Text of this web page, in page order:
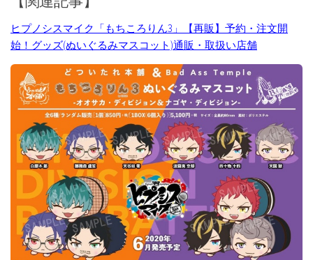
ヒプノシスマイク「もちころりん3」【再販】予約・注文開
始！グッズ(ぬいぐるみマスコット)通販・取扱い店舗